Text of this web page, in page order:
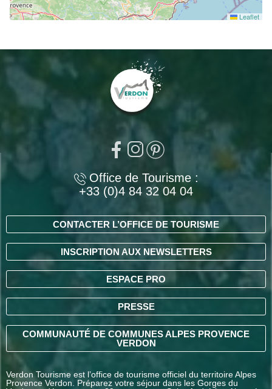
Leaflet
Office de Tourisme :
+33 (0)4 84 32 04 04
CONTACTER L’OFFICE DE TOURISME
INSCRIPTION AUX NEWSLETTERS
ESPACE PRO
PRESSE
COMMUNAUTÉ DE COMMUNES ALPES PROVENCE
VERDON
Verdon Tourisme est l’office de tourisme officiel du territoire Alpes
Provence Verdon. Préparez votre séjour dans les Gorges du